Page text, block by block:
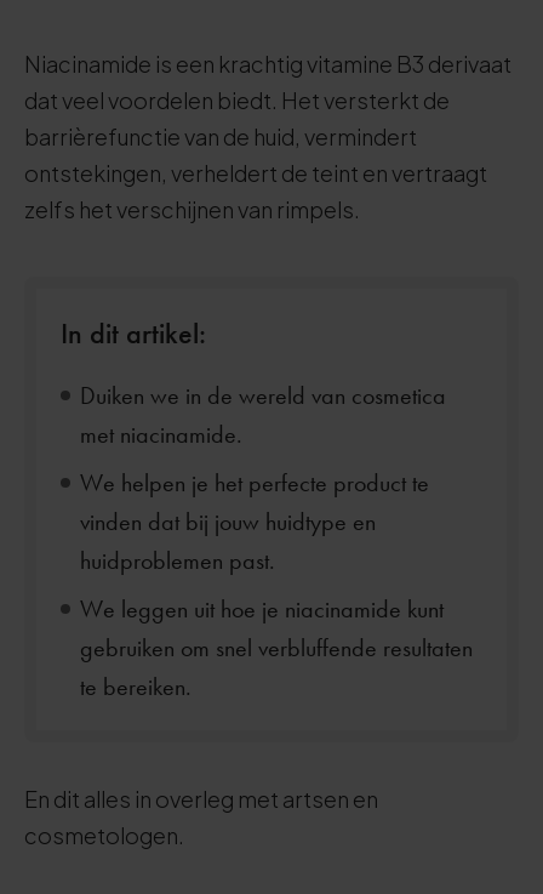
Niacinamide is een krachtig vitamine B3 derivaat
dat veel voordelen biedt. Het versterkt de
barrièrefunctie van de huid, vermindert
ontstekingen, verheldert de teint en vertraagt
zelfs het verschijnen van rimpels.
In dit artikel:
Duiken we in de wereld van cosmetica
met niacinamide.
We helpen je het perfecte product te
vinden dat bij jouw huidtype en
huidproblemen past.
We leggen uit hoe je niacinamide kunt
gebruiken om snel verbluffende resultaten
te bereiken.
En dit alles in overleg met artsen en
cosmetologen.